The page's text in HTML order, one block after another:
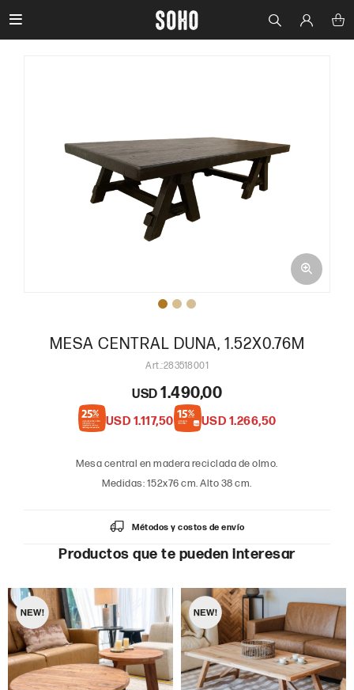

MESA CENTRAL DUNA, 1.52X0.76M
283518001
USD 1.490,00
USD 1.117,50 USD 1.266,50
Mesa central en madera reciclada de olmo.
Medidas: 152x76 cm. Alto 38 cm.
Métodos y costos de envío
Productos que te pueden interesar